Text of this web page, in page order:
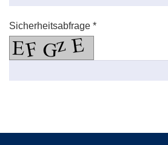
Sicherheitsabfrage *